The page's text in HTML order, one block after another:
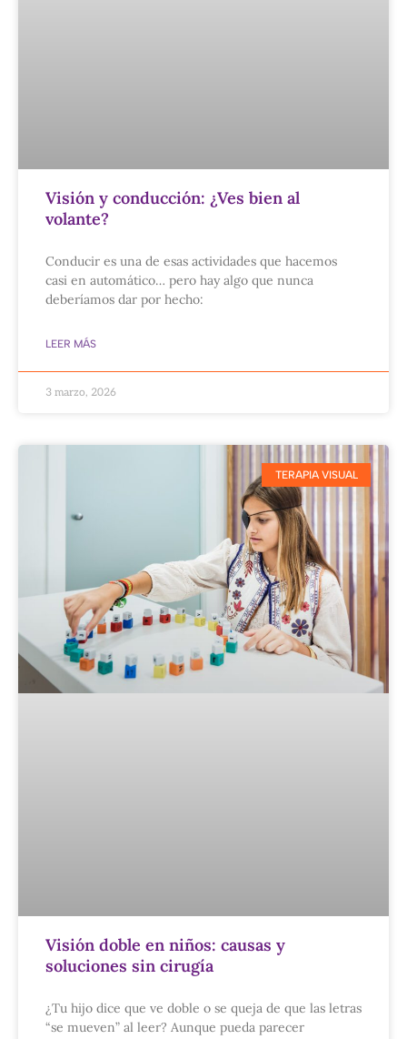
Visión y conducción: ¿Ves bien al
volante?
Conducir es una de esas actividades que hacemos
casi en automático… pero hay algo que nunca
deberíamos dar por hecho:
LEER MÁS
3 marzo, 2026
TERAPIA VISUAL
Visión doble en niños: causas y
soluciones sin cirugía
¿Tu hijo dice que ve doble o se queja de que las letras
“se mueven” al leer? Aunque pueda parecer